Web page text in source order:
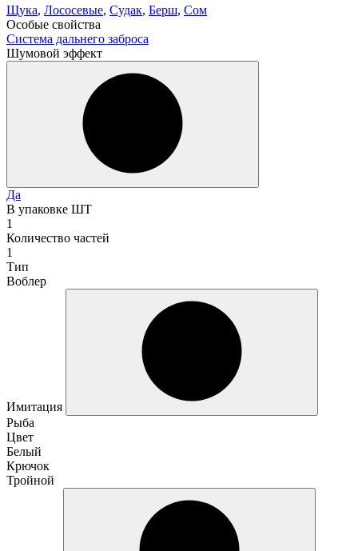
Щука, Лососевые, Судак, Берш, Сом
Особые свойства
Система дальнего заброса
Шумовой эффект
Да
В упаковке ШТ
1
Количество частей
1
Тип
Воблер
Имитация
Рыба
Цвет
Белый
Крючок
Тройной